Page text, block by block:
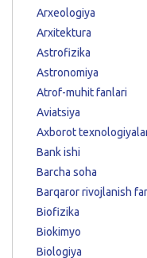
Arxeologiya
Arxitektura
Astrofizika
Astronomiya
Atrof-muhit fanlari
Aviatsiya
Axborot
Bank ishi
Barcha soha
Barqaror rivojlanish
Biofizika
Biokimyo
Biologiya